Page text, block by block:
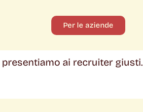
Per le aziende
ai recruiter giusti.